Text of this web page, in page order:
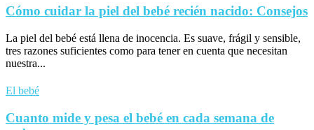
Cómo cuidar la piel del bebé recién nacido: Consejos
La piel del bebé está llena de inocencia. Es suave, frágil y sensible,
tres razones suficientes como para tener en cuenta que necesitan
nuestra...
El bebé
Cuanto mide y pesa el bebé en cada semana de